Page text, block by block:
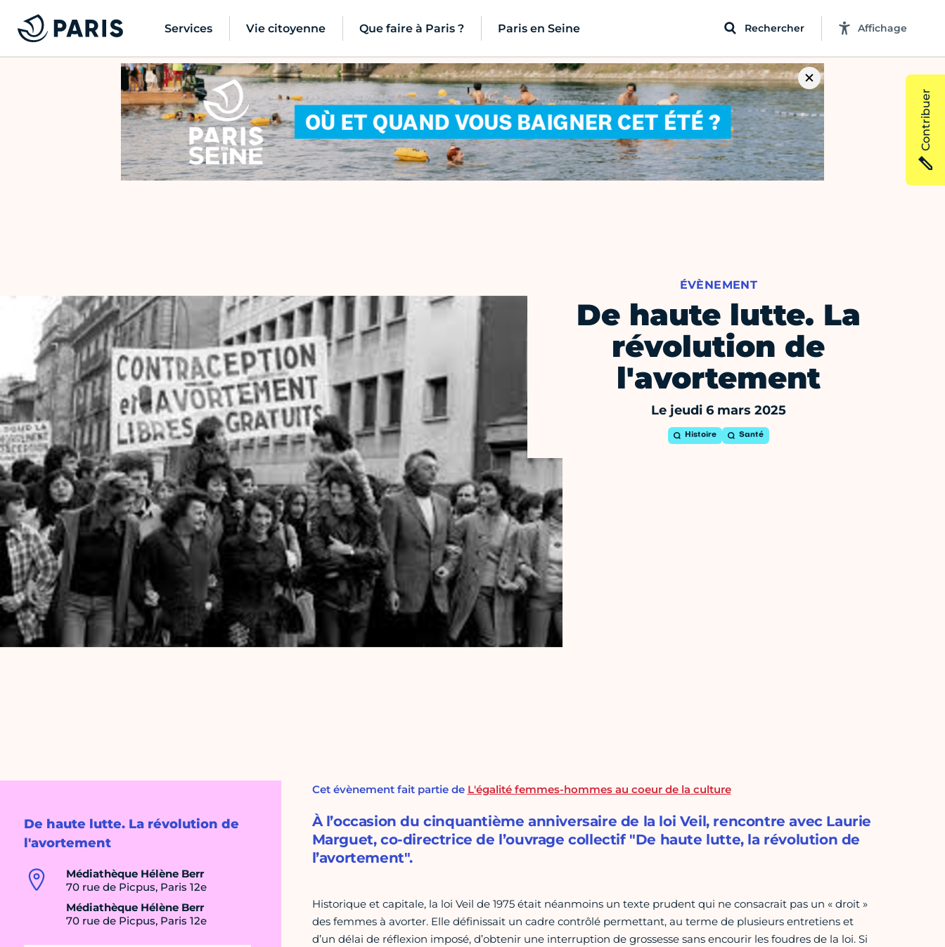
Services Vie citoyenne Que faire à Paris ? Paris en Seine Rechercher Affichage
ÉVÈNEMENT
De haute lutte. La
révolution de
l'avortement
Le jeudi 6 mars 2025
Histoire Santé
De haute lutte. La révolution de
l'avortement
Médiathèque Hélène Berr
70 rue de Picpus, Paris 12e
Médiathèque Hélène Berr
70 rue de Picpus, Paris 12e
Cet évènement fait partie de L'égalité femmes-hommes au coeur de la culture
À l’occasion du cinquantième anniversaire de la loi Veil, rencontre avec Laurie
Marguet, co-directrice de l’ouvrage collectif "De haute lutte, la révolution de
l’avortement".
Historique et capitale, la loi Veil de 1975 était néanmoins un texte prudent qui ne consacrait pas un « droit »
des femmes à avorter. Elle définissait un cadre contrôlé permettant, au terme de plusieurs entretiens et
d’un délai de réflexion imposé, d’obtenir une interruption de grossesse sans encourir les foudres de la loi. Si
Contribuer